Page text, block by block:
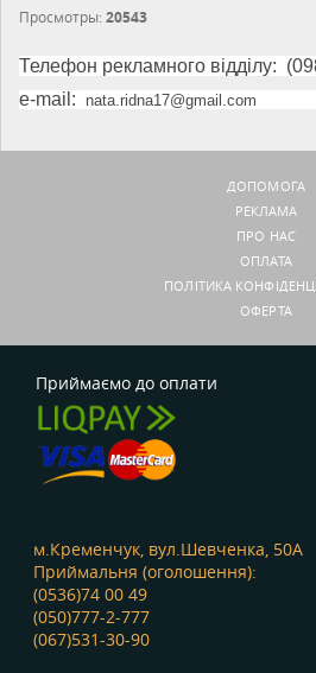
Просмотры: 20543
Телефон рекламного відділу:
e-mail:
nata.ridna17@gmail.com
ДОПОМОГА
РЕКЛАМА
ПРО НАС
ОПЛАТА
ПОЛІТИКА
ОФЕРТА
Приймаємо до оплати
м.Кременчук, вул.Шевченка, 50А
Приймальня (оголошення):
(0536)74 00 49
(050)777-2-777
(067)531-30-90